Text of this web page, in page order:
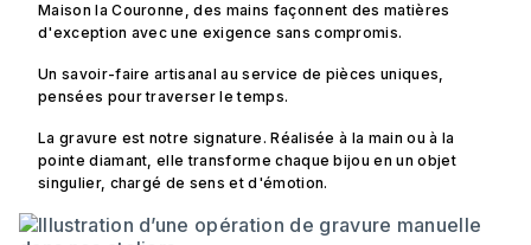
Maison la Couronne, des mains façonnent des matières
d'exception avec une exigence sans compromis.
Un savoir-faire artisanal au service de pièces uniques,
pensées pour traverser le temps.
La gravure est notre signature. Réalisée à la main ou à la
pointe diamant, elle transforme chaque bijou en un objet
singulier, chargé de sens et d'émotion.